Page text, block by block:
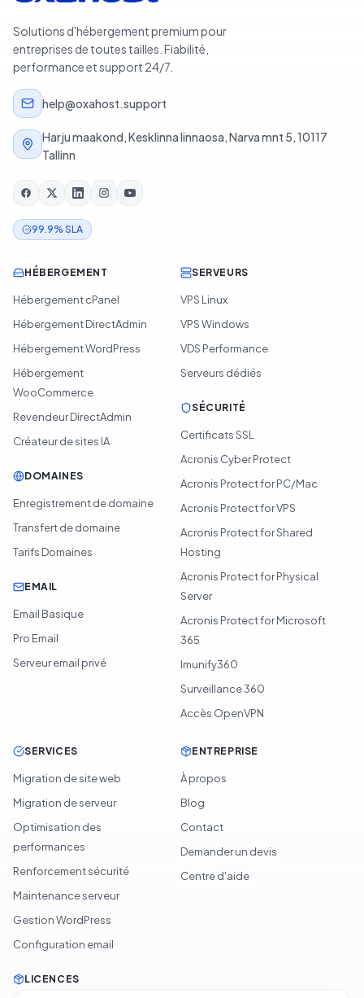
Solutions d'hébergement premium pour
entreprises de toutes tailles. Fiabilité,
performance et support 24/7.
help@oxahost.support
Harju maakond, Kesklinna linnaosa, Narva mnt 5, 10117
Tallinn
99.9% SLA
HÉBERGEMENT
Hébergement cPanel
Hébergement DirectAdmin
Hébergement WordPress
Hébergement
WooCommerce
Revendeur DirectAdmin
Créateur de sites IA
DOMAINES
Enregistrement de domaine
Transfert de domaine
Tarifs Domaines
EMAIL
Email Basique
Pro Email
Serveur email privé
SERVEURS
VPS Linux
VPS Windows
VDS Performance
Serveurs dédiés
SÉCURITÉ
Certificats SSL
Acronis Cyber Protect
Acronis Protect for PC/Mac
Acronis Protect for VPS
Acronis Protect for Shared
Hosting
Acronis Protect for Physical
Server
Acronis Protect for Microsoft
365
Imunify360
Surveillance 360
Accès OpenVPN
SERVICES
Migration de site web
Migration de serveur
Optimisation des
performances
Renforcement sécurité
Maintenance serveur
Gestion WordPress
Configuration email
LICENCES
ENTREPRISE
À propos
Blog
Contact
Demander un devis
Centre d'aide